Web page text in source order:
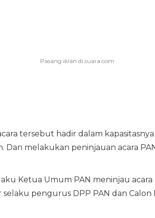
tersebut hadir dalam
melakukan peninjauan acara
Ketua Umum PAN meninjau acara
pengurus DPP PAN dan Calon